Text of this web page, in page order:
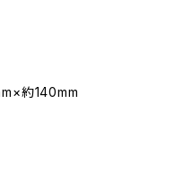
約140mm